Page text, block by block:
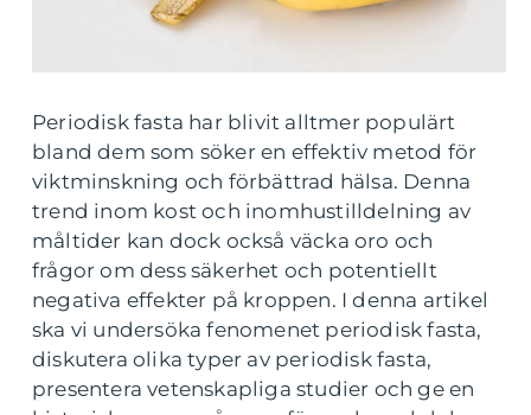
Periodisk fasta har blivit alltmer populärt
bland dem som söker en effektiv metod för
viktminskning och förbättrad hälsa. Denna
trend inom kost och inomhustilldelning av
måltider kan dock också väcka oro och
frågor om dess säkerhet och potentiellt
negativa effekter på kroppen. I denna artikel
ska vi undersöka fenomenet periodisk fasta,
diskutera olika typer av periodisk fasta,
presentera vetenskapliga studier och ge en